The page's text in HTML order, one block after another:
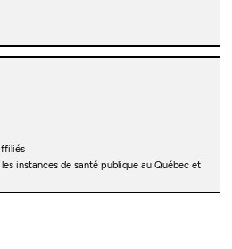
instances de santé publique au Québec et